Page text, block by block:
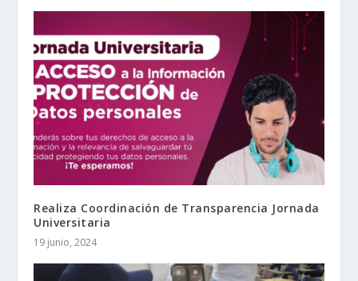
Realiza Coordinación de Transparencia Jornada
Universitaria
19 junio, 2024